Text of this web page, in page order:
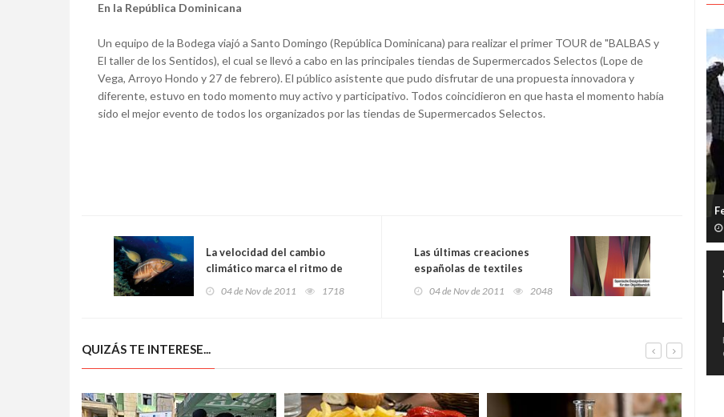
En la República Dominicana
Un equipo de la Bodega viajó a Santo Domingo (República Dominicana) para realizar el primer TOUR de "BALBAS y
El taller de los Sentidos), el cual se llevó a cabo en las principales tiendas de Supermercados Selectos (Lope de
Vega, Arroyo Hondo y 27 de febrero). El público asistente que pudo disfrutar de una propuesta innovadora y
diferente, estuvo en todo momento muy activo y participativo. Todos coincidieron en que hasta el momento había
sido el mejor evento de todos los organizados por las tiendas de Supermercados Selectos.
La velocidad del cambio
climático marca el ritmo de
la distribución de las
04 de Nov de 2011 1718
Las últimas creaciones
españolas de textiles
exponen en Dusseldorf
04 de Nov de 2011 2048
QUIZÁS TE INTERESE...